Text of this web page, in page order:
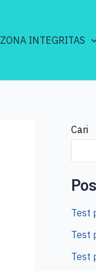
ZONA INTEGRITAS
Cari
Test
Test
Test